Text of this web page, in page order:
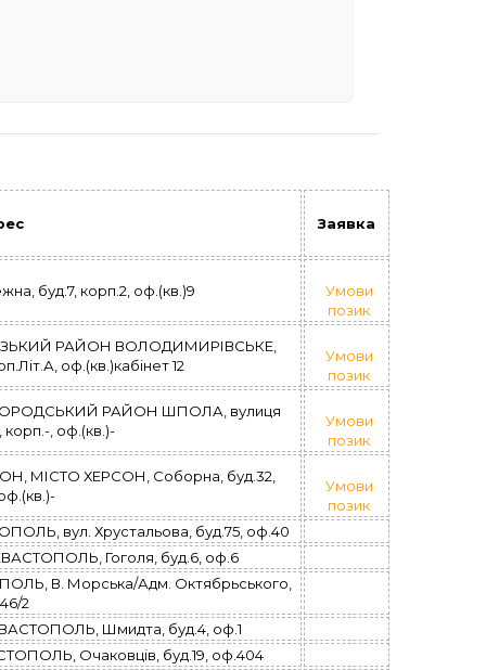
Заявка
буд.7, корп.2, оф.(кв.)9
Умови
позик
РАЙОН ВОЛОДИМИРІВСЬКЕ,
оф.(кв.)кабінет 12
Умови
позик
РАЙОН ШПОЛА, вулиця
корп.-, оф.(кв.)-
Умови
позик
МІСТО ХЕРСОН, Соборна, буд.32,
Умови
позик
вул. Хрустальова, буд.75, оф.40
Гоголя, буд.6, оф.6
В. Морська/Адм. Октябрьського,
2
Шмидта, буд.4, оф.1
Очаковцiв, буд.19, оф.404